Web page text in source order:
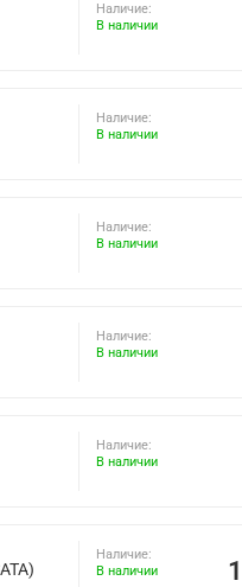
Наличие:
В наличии
Наличие:
В наличии
Наличие:
В наличии
Наличие:
В наличии
Наличие:
В наличии
Наличие:
В наличии